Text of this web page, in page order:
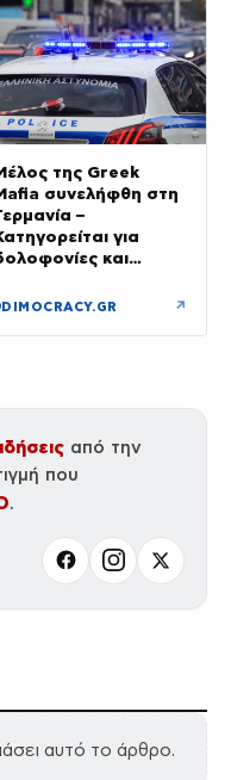
της Greek
συνελήφθη στη
–
για
και
DIMOCRACY.GR ↗
από την
που
.
αυτό το άρθρο.